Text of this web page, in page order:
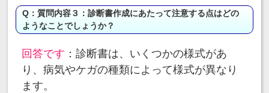
Q：質問内容３：診断書作成にあたって注意する点はどの
ようなことでしょうか？
回答です ：診断書は、いくつかの様式があ
り、病気やケガの種類によって様式が異なり
ます。